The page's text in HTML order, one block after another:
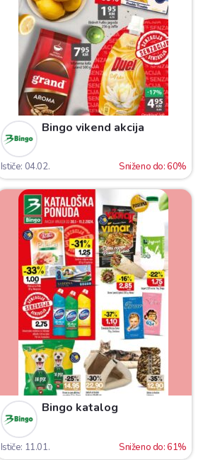
Bingo vikend akcija
Ističe: 04.02. Sniženo do: 60%
Bingo katalog
Ističe: 11.01. Sniženo do: 61%